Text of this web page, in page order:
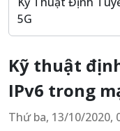
5G
Kỹ thuật
IPv6 trong
Thứ ba, 13/10/2020,